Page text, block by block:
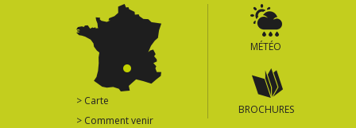
> Carte
> Comment venir
MÉTÉO
BROCHURES